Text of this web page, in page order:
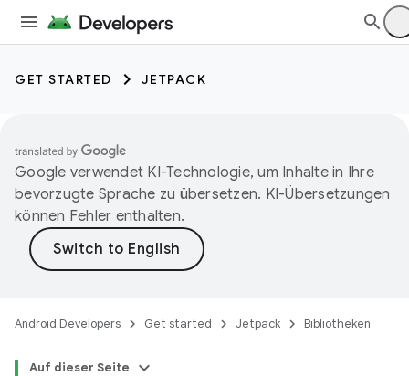
GET STARTED JETPACK
Google verwendet KI-Technologie, um Inhalte in Ihre
bevorzugte Sprache zu übersetzen. KI-Übersetzungen
können Fehler enthalten.
Android Developers Get started Jetpack Bibliotheken
Auf dieser Seite